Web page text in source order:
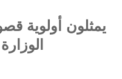
يمثلون أولوية